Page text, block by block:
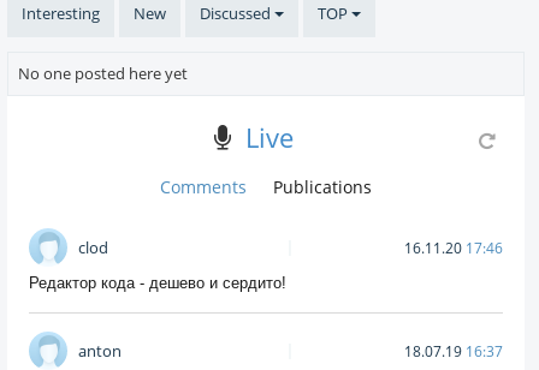
Interesting New Discussed TOP
No one posted here yet
Live
Comments Publications
clod 16.11.20 17:46
Редактор кода - дешево и сердито!
anton 18.07.19 16:37